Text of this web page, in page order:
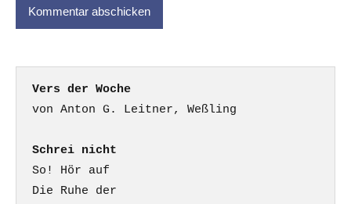
Vers der Woche
Schrei nicht
So! Hör auf
Die Ruhe der